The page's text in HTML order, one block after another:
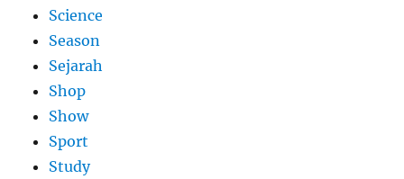
Science
Season
Sejarah
Shop
Show
Sport
Study